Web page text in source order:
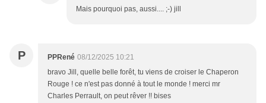
Mais pourquoi pas, aussi.... ;-) jill
P PPRené 08/12/2025 10:21
bravo Jill, quelle belle forêt, tu viens de croiser le Chaperon
Rouge ! ce n'est pas donné à tout le monde ! merci mr
Charles Perrault, on peut rêver !! bises